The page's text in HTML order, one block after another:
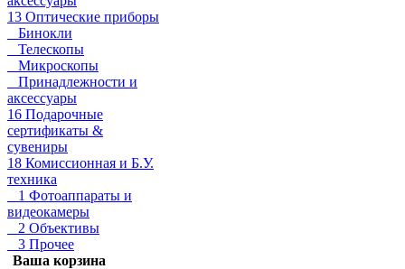
13 Оптические приборы
Бинокли
Телескопы
Микроскопы
Принадлежности и
аксессуары
16 Подарочные
сертификаты &
сувениры
18 Комиссионная и Б.У.
техника
1 Фотоаппараты и
видеокамеры
2 Объективы
3 Прочее
Ваша корзина